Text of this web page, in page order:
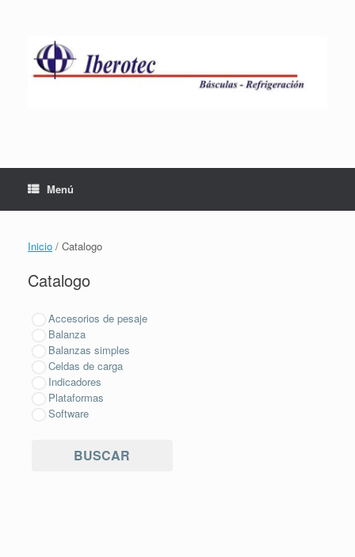
Menú
Inicio / Catalogo
Catalogo
Accesorios de pesaje
Balanza
Balanzas simples
Celdas de carga
Indicadores
Plataformas
Software
BUSCAR